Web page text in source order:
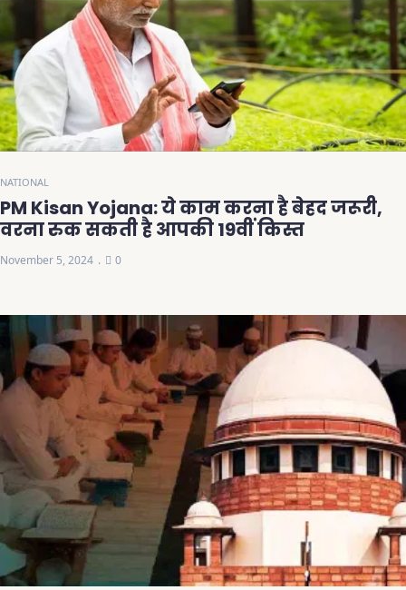
NATIONAL
PM Kisan Yojana: ये काम करना है बेहद जरूरी,
वरना रुक सकती है आपकी 19वीं किस्त
November 5, 2024 0